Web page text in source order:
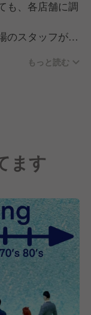
も、各店舗に調
のスタッフがお
し"。
業員様の三者が
ます。
の良い場
ケーショ
伸び伸び、明る
もっと読む
ます